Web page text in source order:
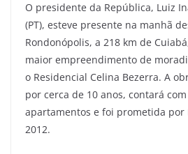
O presidente da República, Luiz
(PT), esteve presente na manhã
Rondonópolis, a 218 km de
maior empreendimento de
o Residencial Celina Bezerra. A
por cerca de 10 anos, contará
apartamentos e foi prometida por
2012.